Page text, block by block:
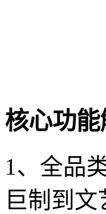
核心功能
1、全品
巨制到